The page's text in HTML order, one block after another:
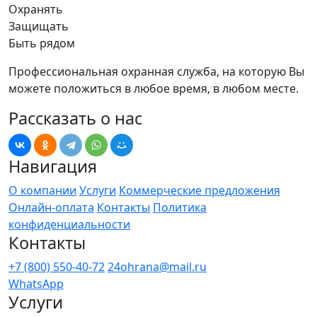
Охранять
Защищать
Быть рядом
Профессиональная охранная служба, на которую Вы
можете положиться в любое время, в любом месте.
Рассказать о нас
Навигация
О компании Услуги Коммерческие предложения
Онлайн-оплата Контакты Политика
конфиденциальности
Контакты
+7 (800) 550-40-7224ohrana@mail.ru
WhatsApp
Услуги